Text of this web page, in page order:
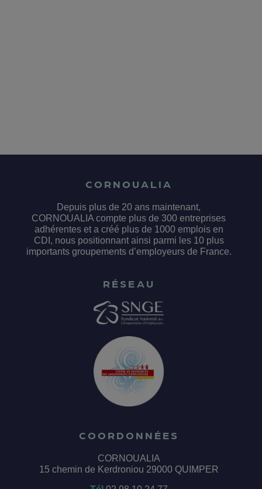
CORNOUALIA
Depuis plus de 20 ans maintenant,
CORNOUALIA compte plus de 300 entreprises
adhérentes et a créé plus de 1000 emplois en
CDI, nous positionnant ainsi parmi les 10 plus
importants groupements d’employeurs de France.
RÉSEAU
COORDONNÉES
CORNOUALIA
15 chemin de Kerdroniou 29000 QUIMPER